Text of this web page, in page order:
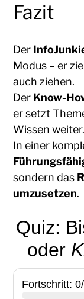
Fazit
Der
Modus – er
auch ziehen.
Der Know-
er setzt
Wissen weiter.
In einer
sondern das
umzusetzen.
Quiz:
oder
Fortschritt:0